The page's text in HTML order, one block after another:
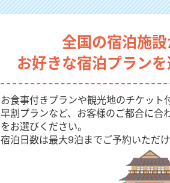
全国の宿泊施設
お好きな宿泊プランを
お食事付きプランや観光地のチケット
早割プランなど、お客様のご都合に合
をお選びください。
宿泊日数は最大9泊までご予約いただけ